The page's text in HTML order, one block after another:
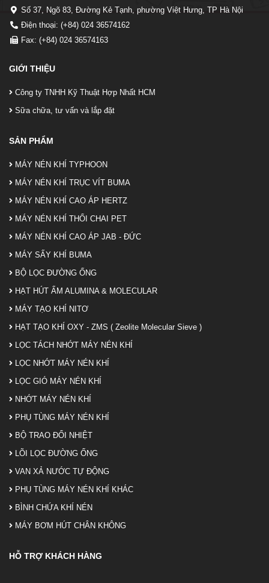
Số 37, Ngõ 83, Đường Kẻ Tạnh, phường Việt Hưng, TP Hà Nội
Điện thoại: (+84) 024 36574162
Fax: (+84) 024 36574163
GIỚI THIỆU
Công ty TNHH Kỹ Thuật Hợp Nhất HCM
Sữa chữa, tư vấn và lắp đặt
SẢN PHẨM
MÁY NÉN KHÍ TYPHOON
MÁY NÉN KHÍ TRỤC VÍT BUMA
MÁY NÉN KHÍ CAO ÁP HERTZ
MÁY NÉN KHÍ THỔI CHAI PET
MÁY NÉN KHÍ CAO ÁP JAB - ĐỨC
MÁY SẤY KHÍ BUMA
BỘ LỌC ĐƯỜNG ỐNG
HẠT HÚT ẨM ALUMINA & MOLECULAR
MÁY TẠO KHÍ NITƠ
HẠT TẠO KHÍ OXY - ZMS ( Zeolite Molecular Sieve )
LỌC TÁCH NHỚT MÁY NÉN KHÍ
LỌC NHỚT MÁY NÉN KHÍ
LỌC GIÓ MÁY NÉN KHÍ
NHỚT MÁY NÉN KHÍ
PHỤ TÙNG MÁY NÉN KHÍ
BỘ TRAO ĐỔI NHIỆT
LÕI LỌC ĐƯỜNG ỐNG
VAN XẢ NƯỚC TỰ ĐỘNG
PHỤ TÙNG MÁY NÉN KHÍ KHÁC
BÌNH CHỨA KHÍ NÉN
MÁY BƠM HÚT CHÂN KHÔNG
HỖ TRỢ KHÁCH HÀNG